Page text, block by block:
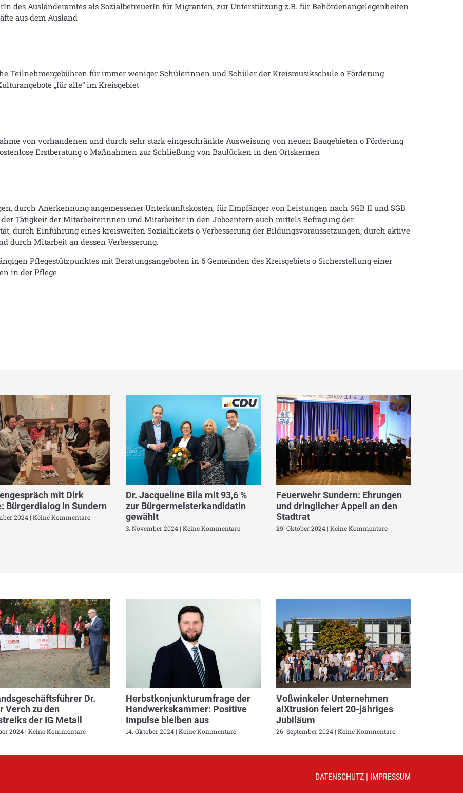
des Ausländeramtes als SozialbetreuerIn für Migranten, zur Unterstützung z.B. für Behördenangelegenheiten
aus dem Ausland
Teilnehmergebühren für immer weniger Schülerinnen und Schüler der Kreismusikschule o Förderung
„für alle“ im Kreisgebiet
von vorhandenen und durch sehr stark eingeschränkte Ausweisung von neuen Baugebieten o Förderung
Erstberatung o Maßnahmen zur Schließung von Baulücken in den Ortskernen
durch Anerkennung angemessener Unterkunftskosten, für Empfänger von Leistungen nach SGB II und SGB
Tätigkeit der Mitarbeiterinnen und Mitarbeiter in den Jobcentern auch mittels Befragung der
durch Einführung eines kreisweiten Sozialtickets o Verbesserung der Bildungsvoraussetzungen, durch aktive
durch Mitarbeit an dessen Verbesserung.
Pflegestützpunktes mit Beratungsangeboten in 6 Gemeinden des Kreisgebiets o Sicherstellung einer
in der Pflege
mit Dirk
Bürgerdialog in Sundern
2024 Keine Kommentare
Dr. Jacqueline Bila mit 93,6 %
zur Bürgermeisterkandidatin
gewählt
3. November 2024 Keine Kommentare
Feuerwehr Sundern: Ehrungen
und dringlicher Appell an den
Stadtrat
29. Oktober 2024 Keine Kommentare
Dr.
Verch zu den
der IG Metall
2024 Keine Kommentare
Herbstkonjunkturumfrage der
Handwerkskammer: Positive
Impulse bleiben aus
14. Oktober 2024 Keine Kommentare
Voßwinkeler Unternehmen
aiXtrusion feiert 20-jähriges
Jubiläum
26. September 2024 Keine Kommentare
DATENSCHUTZ | IMPRESSUM